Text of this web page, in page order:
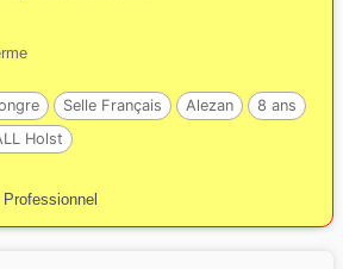
Selle Français Alezan
8 ans
Holst
Professionnel